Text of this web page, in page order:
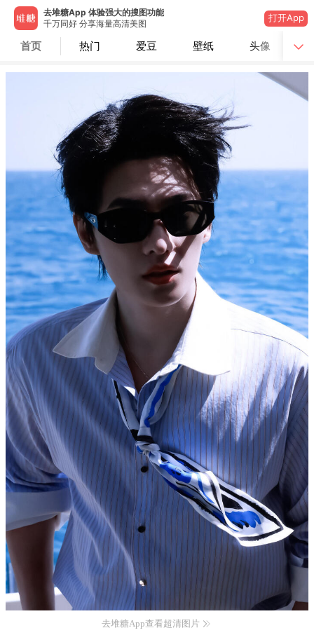
去堆糖App 体验强大的搜图功能
千万同好 分享海量高清美图
打开App
首页 热门 爱豆 壁纸 头像
去堆糖App查看超清图片